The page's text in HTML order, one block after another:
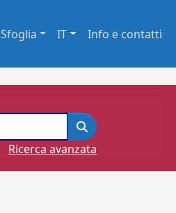
Sfoglia IT Info e contatti
Ricerca avanzata